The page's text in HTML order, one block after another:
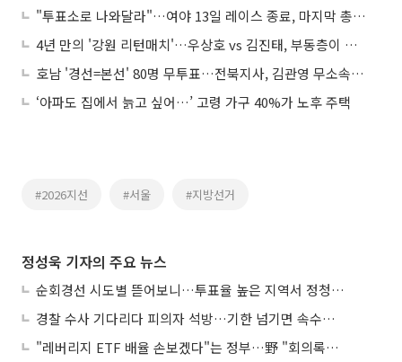
"투표소로 나와달라"…여야 13일 레이스 종료, 마지막 총력전
4년 만의 '강원 리턴매치'…우상호 vs 김진태, 부동층이 변수
호남 '경선=본선' 80명 무투표…전북지사, 김관영 무소속 출마 변수
‘아파도 집에서 늙고 싶어…’ 고령 가구 40%가 노후 주택
#2026지선 #서울 #지방선거
정성욱 기자의 주요 뉴스
순회경선 시도별 뜯어보니…투표율 높은 지역서 정청래 강세
경찰 수사 기다리다 피의자 석방…기한 넘기면 속수무책
"레버리지 ETF 배율 손보겠다"는 정부…野 "회의록부터 내놔야"